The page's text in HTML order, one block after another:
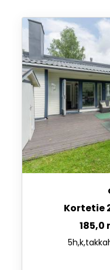
Kortetie
185,0